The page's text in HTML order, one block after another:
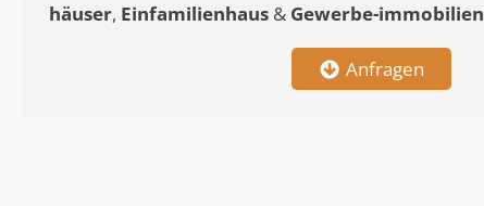
häuser, Einfamilienhaus & Gewerbe-immobilien
Anfragen